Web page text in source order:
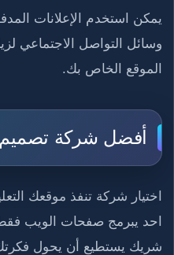
يمكن استخدم الإعلانات
وسائل التواصل الاجتماعي
الموقع الخاص بك.
أفضل شركة
اختيار شركة تنفذ موقعك
احد يبرمج صفحات الويب
شريك يستطيع أن يحول فكرتك